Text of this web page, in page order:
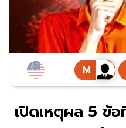
เปิดเหตุผล 5 ข้